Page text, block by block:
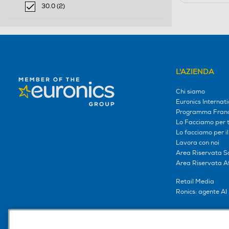
30.0 (2)
L'AZIENDA
Chi siamo
Euronics
Programma
Lo Facciamo per
Lo facciamo per
Lavora con noi
Area Riservata
Area Riservata
Retail Media
Ronics: agente AI